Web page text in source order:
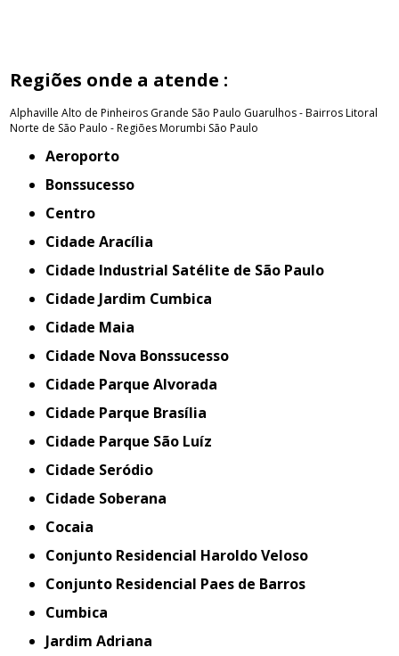
Regiões onde a atende :
Alphaville Alto de Pinheiros Grande São Paulo Guarulhos - BairrosLitoral
Norte de São Paulo - RegiõesMorumbi São Paulo
Aeroporto
Bonssucesso
Centro
Cidade Aracília
Cidade Industrial Satélite de São Paulo
Cidade Jardim Cumbica
Cidade Maia
Cidade Nova Bonssucesso
Cidade Parque Alvorada
Cidade Parque Brasília
Cidade Parque São Luíz
Cidade Seródio
Cidade Soberana
Cocaia
Conjunto Residencial Haroldo Veloso
Conjunto Residencial Paes de Barros
Cumbica
Jardim Adriana